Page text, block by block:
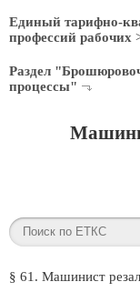
Единый тарифно-
профессий рабочих
Раздел
процессы"
§ 61. Машинист